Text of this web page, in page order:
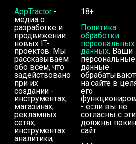
AppTractor-
медиа о
разработке и
продвижении
новых IT-
проектов. Мы
рассказываем
обо всем, что
задействовано
при их
создании -
инструментах,
магазинах,
рекламных
сетях,
инструментах
аналитики,
18+
Политика
обработки
персональных
данных. Ваши
персональные
данные
на сайте в
его
- если вы не
согласны с
должны
сайт.